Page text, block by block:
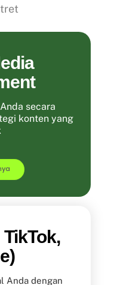
secara
konten yang
Anda dengan